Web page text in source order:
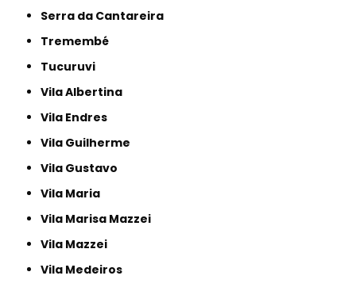
Serra da Cantareira
Tremembé
Tucuruvi
Vila Albertina
Vila Endres
Vila Guilherme
Vila Gustavo
Vila Maria
Vila Marisa Mazzei
Vila Mazzei
Vila Medeiros